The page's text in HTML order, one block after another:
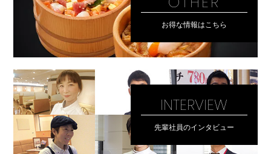
お得な情報はこちら
INTERVIEW
先輩社員のインタビュー